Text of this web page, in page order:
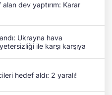
dev yaptırım: Karar
Ukrayna hava
ile karşı karşıya
hedef aldı: 2 yaralı!